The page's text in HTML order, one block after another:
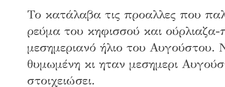
Το κατάλαβα τις προαλλες που
ρεύμα του κηφισσού και
μεσημεριανό ήλιο του Αυγούστου.
θυμωμένη κι ηταν μεσημερι
στοιχειώσει.